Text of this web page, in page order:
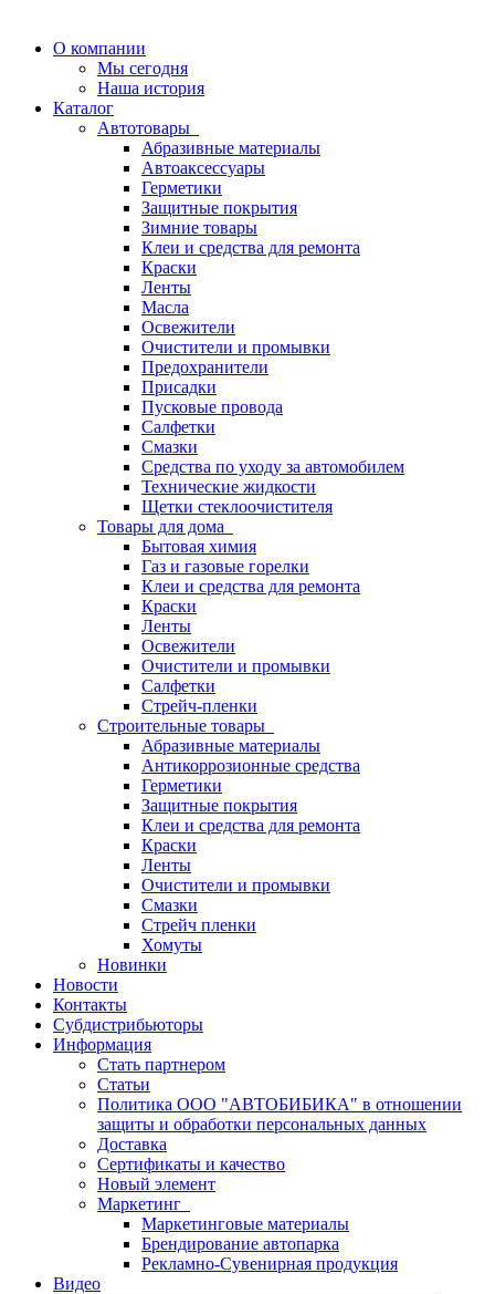
О компании
Мы сегодня
Наша история
Каталог
Автотовары
Абразивные материалы
Автоаксессуары
Герметики
Защитные покрытия
Зимние товары
Клеи и средства для ремонта
Краски
Ленты
Масла
Освежители
Очистители и промывки
Предохранители
Присадки
Пусковые провода
Салфетки
Смазки
Средства по уходу за автомобилем
Технические жидкости
Щетки стеклоочистителя
Товары для дома
Бытовая химия
Газ и газовые горелки
Клеи и средства для ремонта
Краски
Ленты
Освежители
Очистители и промывки
Салфетки
Стрейч-пленки
Строительные товары
Абразивные материалы
Антикоррозионные средства
Герметики
Защитные покрытия
Клеи и средства для ремонта
Краски
Ленты
Очистители и промывки
Смазки
Стрейч пленки
Хомуты
Новинки
Новости
Контакты
Субдистрибьюторы
Информация
Стать партнером
Статьи
Политика ООО "АВТОБИБИКА" в отношении
защиты и обработки персональных данных
Доставка
Сертификаты и качество
Новый элемент
Маркетинг
Маркетинговые материалы
Брендирование автопарка
Рекламно-Сувенирная продукция
Видео